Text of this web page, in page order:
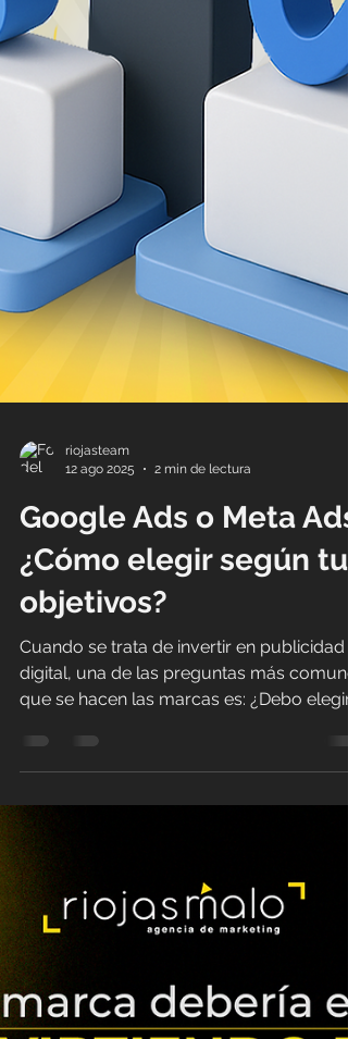
riojasteam
12 ago 2025
2 min de lectura
Google Ads o Meta Ads:
¿Cómo elegir según tus
objetivos?
Cuando se trata de invertir en publicidad
digital, una de las preguntas más
que se hacen las marcas es: ¿Debo elegir
Google Ads o...